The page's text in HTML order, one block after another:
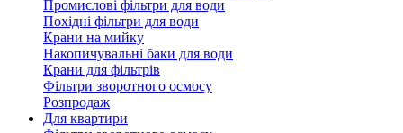
Промислові фільтри для води
Похідні фільтри для води
Крани на мийку
Накопичувальні баки для води
Крани для фільтрів
Фільтри зворотного осмосу
Розпродаж
Для квартири